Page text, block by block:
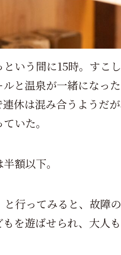
いう間に15時。すこ
と温泉が一緒になっ
休は混み合うようだ
いた。
額以下。
行ってみると、故障
を遊ばせられ、大人